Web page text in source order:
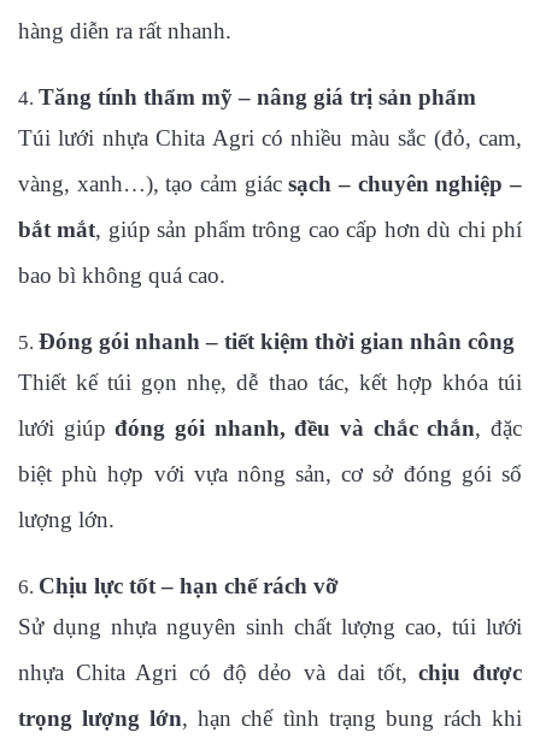
hàng diễn ra rất nhanh.
Tăng tính thẩm mỹ – nâng giá trị sản phẩm
Túi lưới nhựa Chita Agri có nhiều màu sắc (đỏ, cam,
vàng, xanh…), tạo cảm giácsạch – chuyên nghiệp –
bắt mắt, giúp sản phẩm trông cao cấp hơn dù chi phí
bao bì không quá cao.
Đóng gói nhanh – tiết kiệm thời gian nhân công
Thiết kế túi gọn nhẹ, dễ thao tác, kết hợp khóa túi
lưới giúpđóng gói nhanh, đều và chắc chắn, đặc
biệt phù hợp với vựa nông sản, cơ sở đóng gói số
lượng lớn.
Chịu lực tốt – hạn chế rách vỡ
Sử dụng nhựa nguyên sinh chất lượng cao, túi lưới
nhựa Chita Agri có độ dẻo và dai tốt,chịu được
trọng lượng lớn, hạn chế tình trạng bung rách khi